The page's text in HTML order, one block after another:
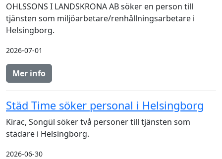
OHLSSONS I LANDSKRONA AB söker en person till
tjänsten som miljöarbetare/renhållningsarbetare i
Helsingborg.
2026-07-01
Mer info
Städ Time söker personal i Helsingborg
Kirac, Songül söker två personer till tjänsten som
städare i Helsingborg.
2026-06-30